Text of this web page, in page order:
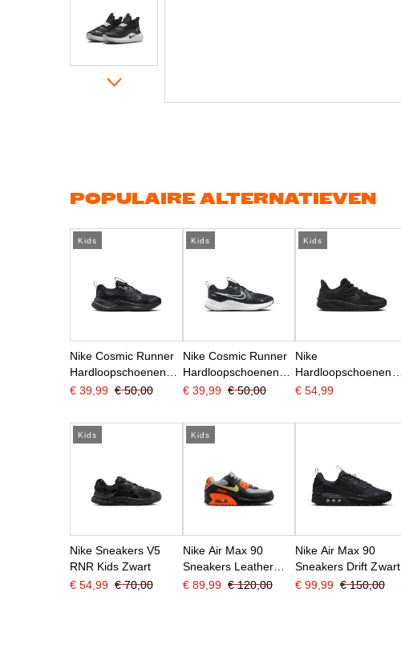
gallerij
POPULAIRE ALTERNATIEVEN
Kids
Nike Cosmic Runner
Hardloopschoenen
Kids Zwart
€ 39,99 € 50,00
Kids
Nike Cosmic Runner
Hardloopschoenen
Kids Zwart Wit
€ 39,99 € 50,00
Kids
Nike
Hardloopschoenen
Star Runner 4 Kids
€ 54,99
Kids
Nike Sneakers V5
RNR Kids Zwart
€ 54,99 € 70,00
Kids
Nike Air Max 90
Sneakers Leather
Kids Grijs Zwart
€ 89,99 € 120,00
Nike Air Max 90
Sneakers Drift Zwart
€ 99,99 € 150,00